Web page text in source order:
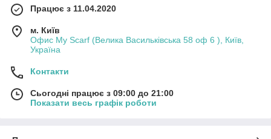
Працює з 11.04.2020
м. Київ
Офис My Scarf (Велика Васильківська 58 оф 6 ), Київ,
Україна
Контакти
Сьогодні працює з 09:00 до 21:00
Показати весь графік роботи